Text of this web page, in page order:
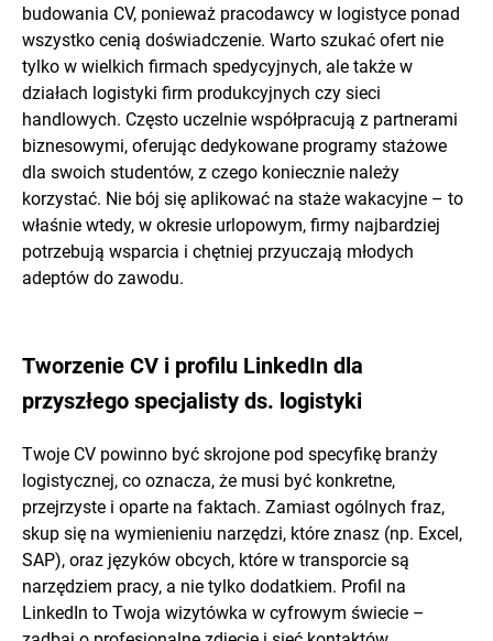
budowania CV, ponieważ pracodawcy w logistyce ponad
wszystko cenią doświadczenie. Warto szukać ofert nie
tylko w wielkich firmach spedycyjnych, ale także w
działach logistyki firm produkcyjnych czy sieci
handlowych. Często uczelnie współpracują z partnerami
biznesowymi, oferując dedykowane programy stażowe
dla swoich studentów, z czego koniecznie należy
korzystać. Nie bój się aplikować na staże wakacyjne – to
właśnie wtedy, w okresie urlopowym, firmy najbardziej
potrzebują wsparcia i chętniej przyuczają młodych
adeptów do zawodu.
Tworzenie CV i profilu LinkedIn dla
przyszłego specjalisty ds. logistyki
Twoje CV powinno być skrojone pod specyfikę branży
logistycznej, co oznacza, że musi być konkretne,
przejrzyste i oparte na faktach. Zamiast ogólnych fraz,
skup się na wymienieniu narzędzi, które znasz (np. Excel,
SAP), oraz języków obcych, które w transporcie są
narzędziem pracy, a nie tylko dodatkiem. Profil na
LinkedIn to Twoja wizytówka w cyfrowym świecie –